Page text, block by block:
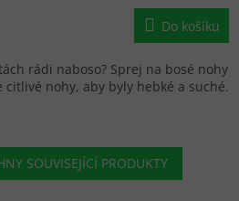
Do košíku
rádi naboso? Sprej na bosé nohy
citlivé nohy, aby byly hebké a suché.
SOUVISEJÍCÍ PRODUKTY